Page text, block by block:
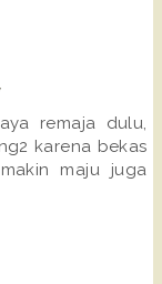
remaja dulu,
karena bekas
maju juga